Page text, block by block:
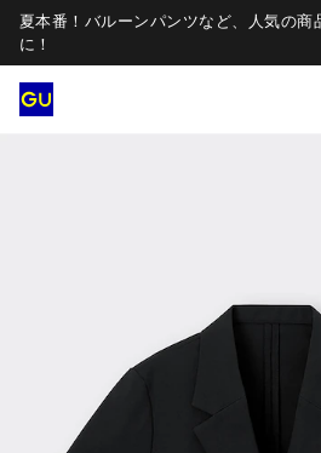
夏本番！バルーンパンツなど、人気の商
に！